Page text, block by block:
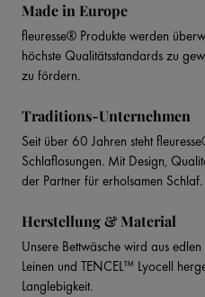
Made in Europe
fleuresse® Produkte werden
höchste Qualitätsstandards zu
zu fördern.
Traditions-Unternehmen
Seit über 60 Jahren steht
Schlaflosungen. Mit Design,
der Partner für erholsamen Schlaf.
Herstellung & Material
Unsere Bettwäsche wird aus
Leinen und TENCEL™ Lyocell
Langlebigkeit.